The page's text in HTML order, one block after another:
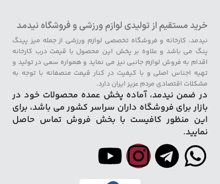
خرید مستقیم از تولیدی لوازم ورزشی و فروشگاه نیدمد
نیدمد، کارخانه و فروشگاه تخصصی لوازم ورزشی از جمله میز پینگ
پنگ می باشد و علاوه بر پخش این محصول با قیمت درب کارخانه
اقدام به فروش لوازم جانبی نیز می نماید و همواره سعی در تولید و
تهیه اجناس اصلی و با کیفیت در کنار قیمت منصفانه با توجه به
مشکلات اقتصادی مردم عزیز ایران دارد.
در ضمن نیدمد، آماده پخش عمده محصولات خود در
بازار برای فروشگاه داران سراسر کشور می باشد، برای
این منظور کافیست با بخش فروش تماس حاصل
نمایید.